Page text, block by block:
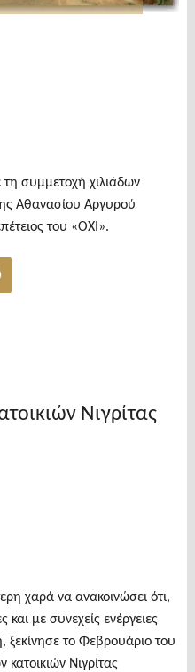
τη συμμετοχή χιλιάδων
Αθανασίου Αργυρού
του «ΟΧΙ».
Νιγρίτας
χαρά να ανακοινώσει ότι,
με συνεχείς ενέργειες
ξεκίνησε το Φεβρουάριο του
Νιγρίτας